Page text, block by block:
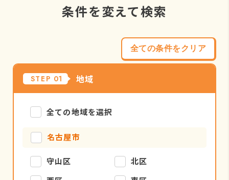
条件を変えて検索
全ての条件をクリア
STEP 01 地域
全ての地域を選択
名古屋市
守山区
北区